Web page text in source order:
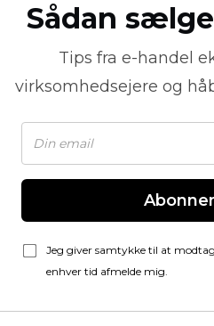
Sådan
Tips fra e-handel
virksomhedsejere og
Jeg giver samtykke til at
enhver tid afmelde mig.